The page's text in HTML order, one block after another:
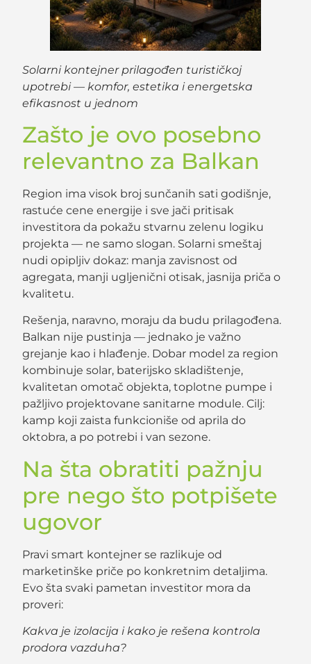
Solarni kontejner prilagođen turističkoj
upotrebi — komfor, estetika i energetska
efikasnost u jednom
Zašto je ovo posebno
relevantno za Balkan
Region ima visok broj sunčanih sati godišnje,
rastuće cene energije i sve jači pritisak
investitora da pokažu stvarnu zelenu logiku
projekta — ne samo slogan. Solarni smeštaj
nudi opipljiv dokaz: manja zavisnost od
agregata, manji ugljenični otisak, jasnija priča o
kvalitetu.
Rešenja, naravno, moraju da budu prilagođena.
Balkan nije pustinja — jednako je važno
grejanje kao i hlađenje. Dobar model za region
kombinuje solar, baterijsko skladištenje,
kvalitetan omotač objekta, toplotne pumpe i
pažljivo projektovane sanitarne module. Cilj:
kamp koji zaista funkcioniše od aprila do
oktobra, a po potrebi i van sezone.
Na šta obratiti pažnju
pre nego što potpišete
ugovor
Pravi smart kontejner se razlikuje od
marketinške priče po konkretnim detaljima.
Evo šta svaki pametan investitor mora da
proveri:
Kakva je izolacija i kako je rešena kontrola
prodora vazduha?